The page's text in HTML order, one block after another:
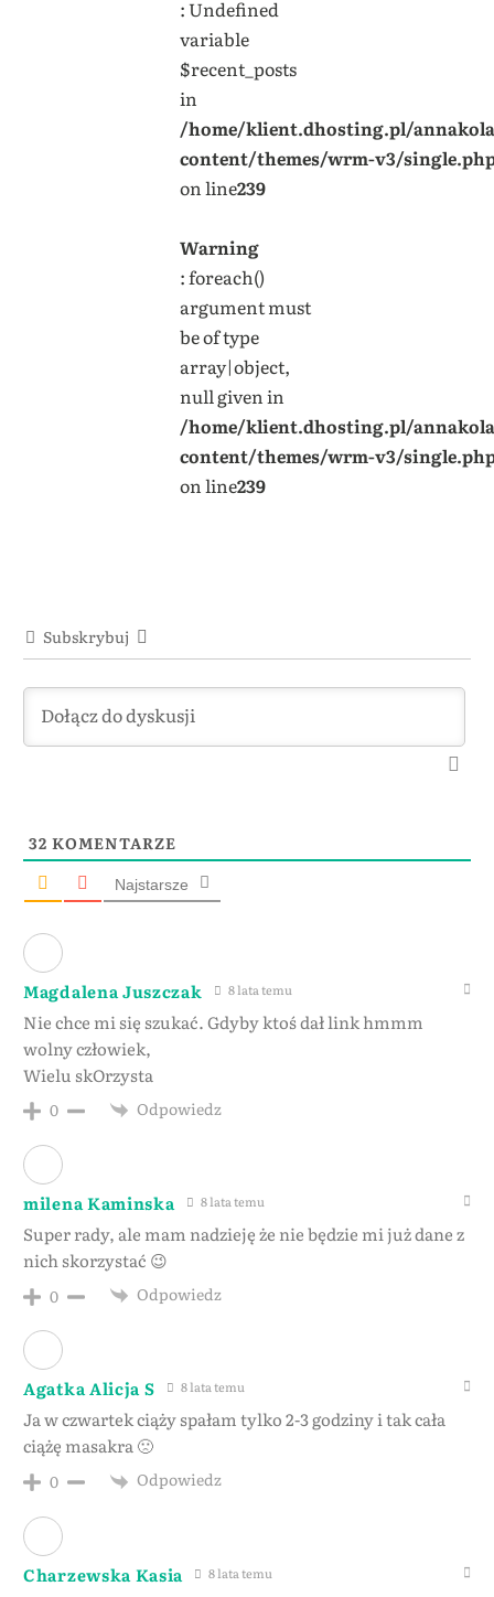
: Undefined
variable
$recent_posts
in
/home/klient.dhosting.pl/
content/themes/wrm-v3/
on line239
Warning
: foreach()
argument must
be of type
array|object,
null given in
/home/klient.dhosting.pl/
content/themes/wrm-v3/
on line239
Subskrybuj
32 KOMENTARZE
Najstarsze
Magdalena Juszczak 8 lata temu
Nie chce mi się szukać. Gdyby ktoś dał link hmmm
wolny człowiek,
Wielu skOrzysta
0 Odpowiedz
milena Kaminska 8 lata temu
Super rady, ale mam nadzieję że nie będzie mi już dane z
nich skorzystać 😉
0 Odpowiedz
Agatka Alicja S 8 lata temu
Ja w czwartek ciąży spałam tylko 2-3 godziny i tak cała
ciążę masakra 🙁
0 Odpowiedz
Charzewska Kasia 8 lata temu